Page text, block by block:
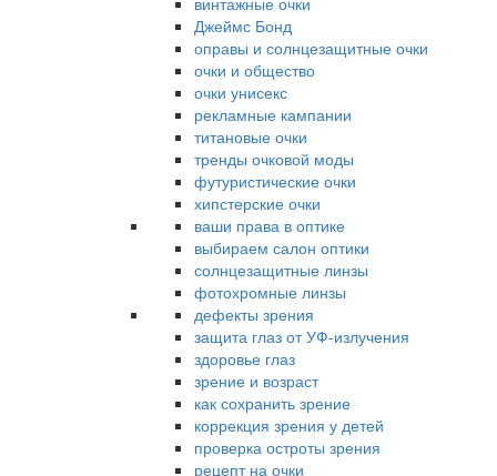
Джеймс Бонд
оправы и солнцезащитные очки
очки и общество
очки унисекс
рекламные кампании
титановые очки
тренды очковой моды
футуристические очки
хипстерские очки
ваши права в оптике
выбираем салон оптики
солнцезащитные линзы
фотохромные линзы
дефекты зрения
защита глаз от УФ-излучения
здоровье глаз
зрение и возраст
как сохранить зрение
коррекция зрения у детей
проверка остроты зрения
рецепт на очки